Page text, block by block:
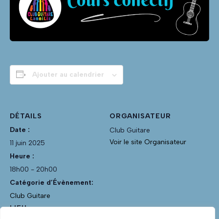
Ajouter au calendrier
DÉTAILS
Date :
11 juin 2025
Heure :
18h00 - 20h00
Catégorie d’Évènement:
Club Guitare
LIEU
ORGANISATEUR
Club Guitare
Voir le site Organisateur